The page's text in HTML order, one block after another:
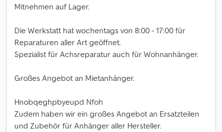
Mitnehmen auf Lager.
Die Werkstatt hat wochentags von 8:00 - 17:00 für
Reparaturen aller Art geöffnet.
Spezialist für Achsreparatur auch für Wohnanhänger.
Großes Angebot an Mietanhänger.
Hnobqeghpbyeupd Nfoh
Zudem haben wir ein großes Angebot an Ersatzteilen
und Zubehör für Anhänger aller Hersteller.